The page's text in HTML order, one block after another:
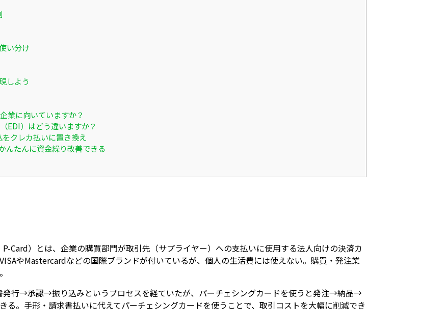
い分け
しよう
業に向いていますか？
EDI）はどう違いますか？
クレカ払いに置き換え
んたんに資金繰り改善できる
Card）とは、企業の購買部門が取引先（サプライヤー）への支払いに使用する法人向けの決済カ
やMastercardなどの国際ブランドが付いているが、個人の生活費には使えない。購買・発注業
行→承認→振り込みというプロセスを経ていたが、パーチェシングカードを使うと発注→納品→
る。手形・請求書払いに代えてパーチェシングカードを使うことで、取引コストを大幅に削減でき